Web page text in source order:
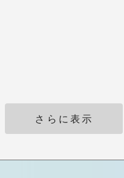
さらに表示